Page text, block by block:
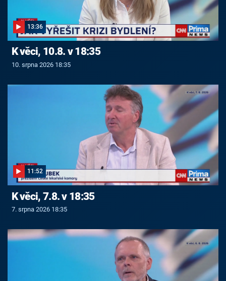
13:36
K věci, 10.8. v 18:35
10. srpna 2026 18:35
11:52
K věci, 7.8. v 18:35
7. srpna 2026 18:35